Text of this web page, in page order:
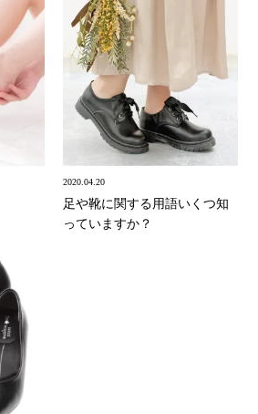
2020.04.20
足や靴に関する用語いくつ知
っていますか？